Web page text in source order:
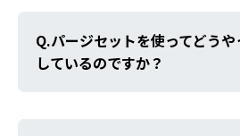
パージセットを使ってどう
しているのですか？